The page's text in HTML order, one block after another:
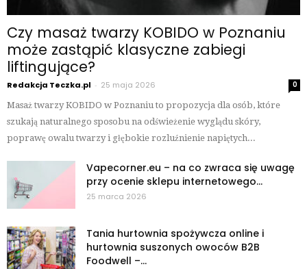
Czy masaż twarzy KOBIDO w Poznaniu
może zastąpić klasyczne zabiegi
liftingujące?
Redakcja Teczka.pl - 25 maja 2026
0
Masaż twarzy KOBIDO w Poznaniu to propozycja dla osób, które
szukają naturalnego sposobu na odświeżenie wyglądu skóry,
poprawę owalu twarzy i głębokie rozluźnienie napiętych...
Vapecorner.eu – na co zwraca się uwagę
przy ocenie sklepu internetowego...
25 marca 2026
Tania hurtownia spożywcza online i
hurtownia suszonych owoców B2B
Foodwell –...